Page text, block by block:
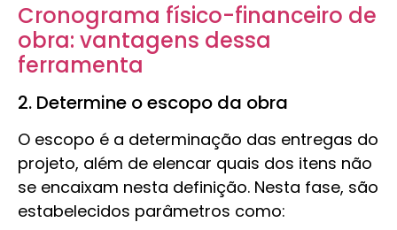
Cronograma físico-financeiro de
obra: vantagens dessa
ferramenta
2. Determine o escopo da obra
O escopo é a determinação das entregas do
projeto, além de elencar quais dos itens não
se encaixam nesta definição. Nesta fase, são
estabelecidos parâmetros como: